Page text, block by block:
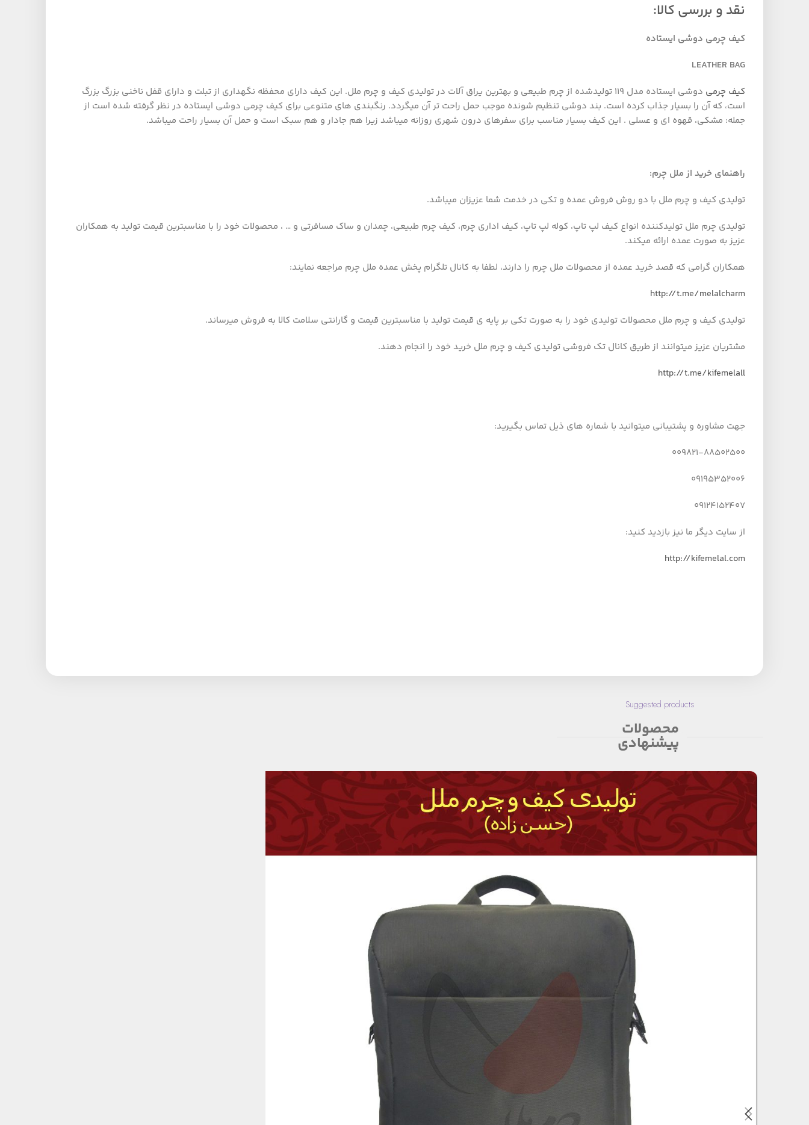
نقد و بررسی کالا:
کیف چرمی دوشی ایستاده
LEATHER BAG
کیف چرمی
دوشی ایستاده مدل 119 تولیدشده از چرم طبیعی و بهترین یراق آلات در تولیدی کیف و چرم ملل. این کیف دارای محفظه نگهداری از تبلت و دارای قفل ناخنی بزرگ بزرگ
است، که آن را بسیار جذاب کرده است. بند دوشی تنظیم شونده موجب حمل راحت تر آن میگردد. رنگبندی های متنوعی برای کیف چرمی دوشی ایستاده در نظر گرفته شده است از
جمله: مشکی، قهوه ای و عسلی . این کیف بسیار مناسب برای سفرهای درون شهری روزانه میباشد زیرا هم جادار و هم سبک است و حمل آن بسیار راحت میباشد.
راهنمای خرید از ملل چرم:
تولیدی کیف و چرم ملل با دو روش فروش عمده و تکی در خدمت شما عزیزان میباشد.
تولیدی چرم ملل تولیدکننده انواع کیف لپ تاپ، کوله لپ تاپ، کیف اداری چرم، کیف چرم طبیعی، چمدان و ساک مسافرتی و … ، محصولات خود را با مناسبترین قیمت تولید به همکاران
عزیز به صورت عمده ارائه میکند.
همکاران گرامی که قصد خرید عمده از محصولات ملل چرم را دارند، لطفا به کانال تلگرام پخش عمده ملل چرم مراجعه نمایند:
http://t.me/melalcharm
تولیدی کیف و چرم ملل محصولات تولیدی خود را به صورت تکی بر پایه ی قیمت تولید با مناسبترین قیمت و گارانتی سلامت کالا به فروش میرساند.
مشتریان عزیز میتوانند از طریق کانال تک فروشی تولیدی کیف و چرم ملل خرید خود را انجام دهند.
http://t.me/kifemelall
جهت مشاوره و پشتیبانی میتوانید با شماره های ذیل تماس بگیرید:
009821-88502500
09195352006
09124152407
از سایت دیگر ما نیز بازدید کنید:
http://kifemelal.com
Suggested products
محصولات
پیشنهادی